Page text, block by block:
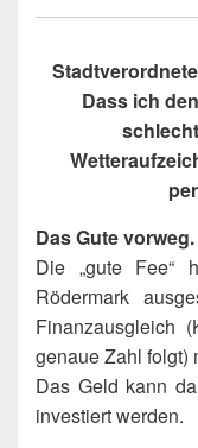
Dass ich
Das Gute vorweg.
Die „gute Fee“
Rödermark
Finanzausgleich
genaue Zahl folgt)
Das Geld kann
investiert werden.